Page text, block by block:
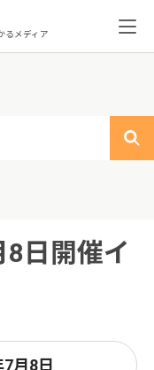
るメディア
日開催イ
月8日